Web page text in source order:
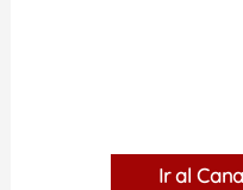
Ir al